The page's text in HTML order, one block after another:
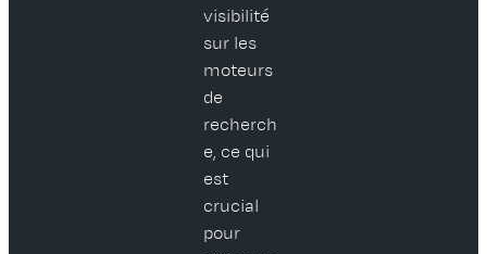
visibilité
sur les
moteurs
de
recherch
e, ce qui
est
crucial
pour